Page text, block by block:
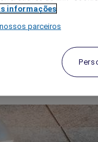
informações
parceiros